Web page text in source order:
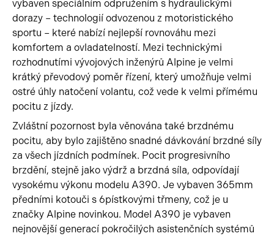
vybaven speciálním odpružením s hydraulickými
dorazy – technologií odvozenou z motoristického
sportu – které nabízí nejlepší rovnováhu mezi
komfortem a ovladatelností. Mezi technickými
rozhodnutími vývojových inženýrů Alpine je velmi
krátký převodový poměr řízení, který umožňuje velmi
ostré úhly natočení volantu, což vede k velmi přímému
pocitu z jízdy.
Zvláštní pozornost byla věnována také brzdnému
pocitu, aby bylo zajištěno snadné dávkování brzdné síly
za všech jízdních podmínek. Pocit progresivního
brzdění, stejně jako výdrž a brzdná síla, odpovídají
vysokému výkonu modelu A390. Je vybaven 365mm
předními kotouči s 6pístkovými třmeny, což je u
značky Alpine novinkou. Model A390 je vybaven
nejnovější generací pokročilých asistenčních systémů